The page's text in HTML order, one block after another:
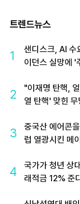
트렌드뉴스
1
샌디스크, AI
이던스 실망에 '
2
"이재명 탄핵,
열 탄핵' 맞힌
3
중국산 에어콘
럽 열광시킨 메
4
국가가 청년 상
래적금 12% 준